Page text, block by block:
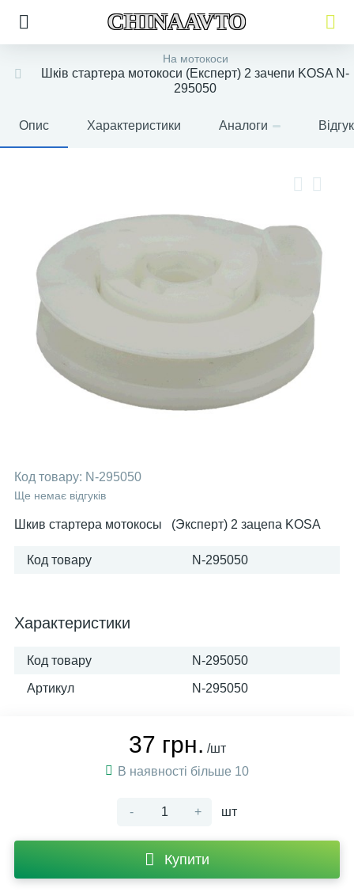
CHINAAVTO
На мотокоси
Шків стартера мотокоси (Експерт) 2 зачепи KOSA N-
295050
Опис Характеристики Аналоги
Код товару: N-295050
Ще немає відгуків
Шкив стартера мотокосы (Эксперт) 2 зацепа KOSA
Код товару N-295050
Характеристики
Код товару N-295050
Артикул N-295050
37 грн. /шт
В наявності більше 10
- + шт
Купити